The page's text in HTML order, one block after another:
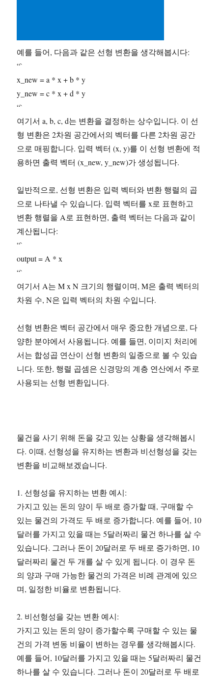
예를 들어, 다음과 같은 선형 변환을 생각해봅시다:
“`
x_new = a * x + b * y
y_new = c * x + d * y
“`
여기서 a, b, c, d는 변환을 결정하는 상수입니다. 이 선
형 변환은 2차원 공간에서의 벡터를 다른 2차원 공간
으로 매핑합니다. 입력 벡터 (x, y)를 이 선형 변환에 적
용하면 출력 벡터 (x_new, y_new)가 생성됩니다.
일반적으로, 선형 변환은 입력 벡터와 변환 행렬의 곱
으로 나타낼 수 있습니다. 입력 벡터를 x로 표현하고
변환 행렬을 A로 표현하면, 출력 벡터는 다음과 같이
계산됩니다:
“`
output = A * x
“`
여기서 A는 M x N 크기의 행렬이며, M은 출력 벡터의
차원 수, N은 입력 벡터의 차원 수입니다.
선형 변환은 벡터 공간에서 매우 중요한 개념으로, 다
양한 분야에서 사용됩니다. 예를 들면, 이미지 처리에
서는 합성곱 연산이 선형 변환의 일종으로 볼 수 있습
니다. 또한, 행렬 곱셈은 신경망의 계층 연산에서 주로
사용되는 선형 변환입니다.
물건을 사기 위해 돈을 갖고 있는 상황을 생각해봅시
다. 이때, 선형성을 유지하는 변환과 비선형성을 갖는
변환을 비교해보겠습니다.
1. 선형성을 유지하는 변환 예시:
가지고 있는 돈의 양이 두 배로 증가할 때, 구매할 수
있는 물건의 가격도 두 배로 증가합니다. 예를 들어, 10
달러를 가지고 있을 때는 5달러짜리 물건 하나를 살 수
있습니다. 그러나 돈이 20달러로 두 배로 증가하면, 10
달러짜리 물건 두 개를 살 수 있게 됩니다. 이 경우 돈
의 양과 구매 가능한 물건의 가격은 비례 관계에 있으
며, 일정한 비율로 변환됩니다.
2. 비선형성을 갖는 변환 예시:
가지고 있는 돈의 양이 증가할수록 구매할 수 있는 물
건의 가격 변동 비율이 변하는 경우를 생각해봅시다.
예를 들어, 10달러를 가지고 있을 때는 5달러짜리 물건
하나를 살 수 있습니다. 그러나 돈이 20달러로 두 배로